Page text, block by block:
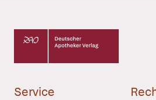
Deutscher Apotheker Verlag Logo
Service